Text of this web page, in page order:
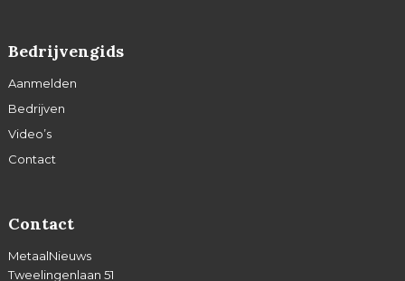
Bedrijvengids
Aanmelden
Bedrijven
Video’s
Contact
Contact
MetaalNieuws
Tweelingenlaan 51